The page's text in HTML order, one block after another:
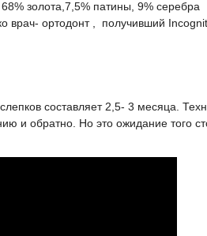
68% золота,7,5% патины, 9% серебра
врач- ортодонт , получивший
составляет 2,5- 3 месяца.
и обратно. Но это ожидание того